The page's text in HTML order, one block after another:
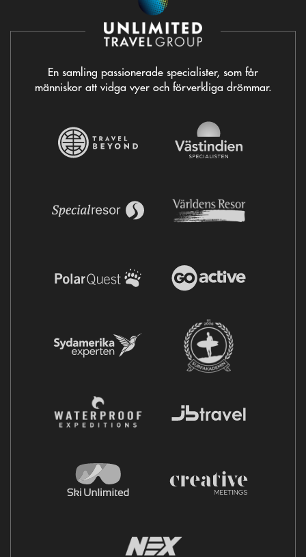
En samling passionerade specialister, som får
människor att vidga vyer och förverkliga drömmar.